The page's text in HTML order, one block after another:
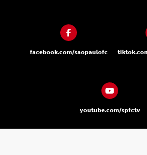
facebook.com/saopaulofc
youtube.com/spfctv